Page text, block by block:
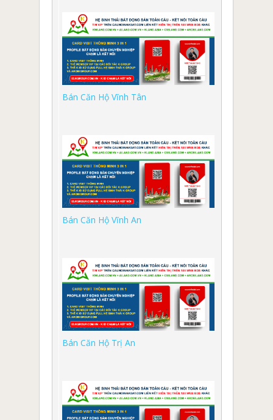
Bán Căn Hộ Vĩnh Tân
Bán Căn Hộ Vĩnh An
Bán Căn Hộ Trị An